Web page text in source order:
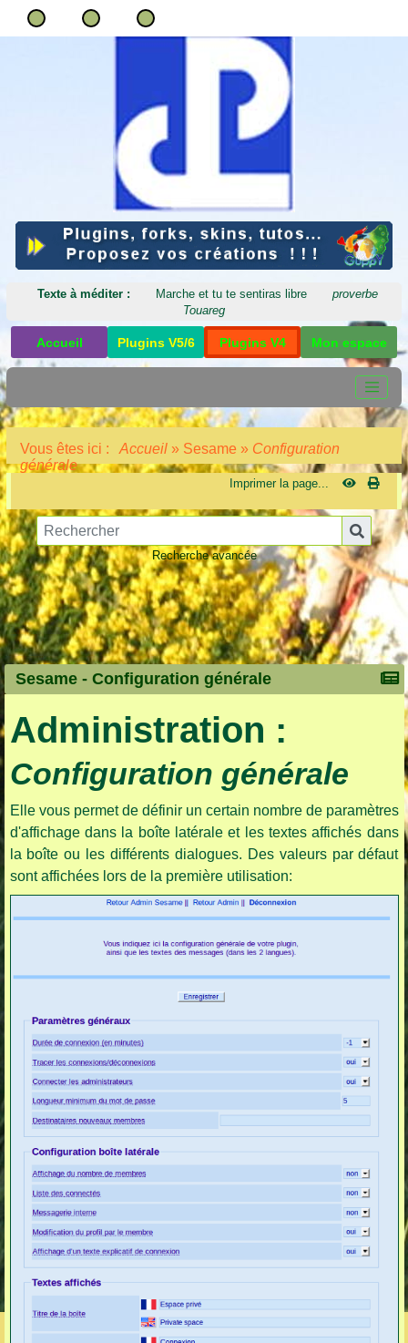
Texte à méditer : Marche et tu te sentiras libre
proverbe
Touareg
Accueil Plugins V5/6 Plugins V4 Mon espace
Vous êtes ici : Accueil » Sesame » Configuration
générale
Imprimer la page...
Recherche avancée
Sesame - Configuration générale
Administration :
Configuration générale
Elle vous permet de définir un certain nombre de paramètres
d'affichage dans la boîte latérale et les textes affichés dans
la boîte ou les différents dialogues. Des valeurs par défaut
sont affichées lors de la première utilisation: